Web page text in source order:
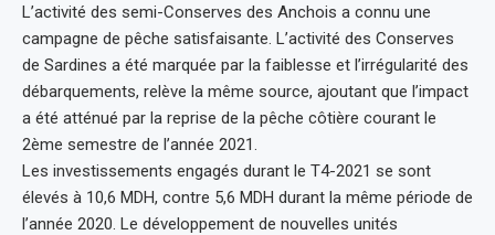
L’activité des semi-Conserves des Anchois a connu une
campagne de pêche satisfaisante. L’activité des Conserves
de Sardines a été marquée par la faiblesse et l’irrégularité des
débarquements, relève la même source, ajoutant que l’impact
a été atténué par la reprise de la pêche côtière courant le
2ème semestre de l’année 2021.
Les investissements engagés durant le T4-2021 se sont
élevés à 10,6 MDH, contre 5,6 MDH durant la même période de
l’année 2020. Le développement de nouvelles unités